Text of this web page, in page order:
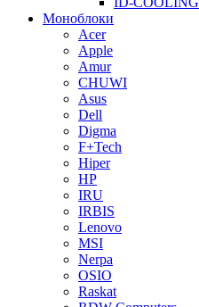
Моноблоки
Acer
Apple
Amur
CHUWI
Asus
Dell
Digma
F+Tech
Hiper
HP
IRU
IRBIS
Lenovo
MSI
Nerpa
OSIO
Raskat